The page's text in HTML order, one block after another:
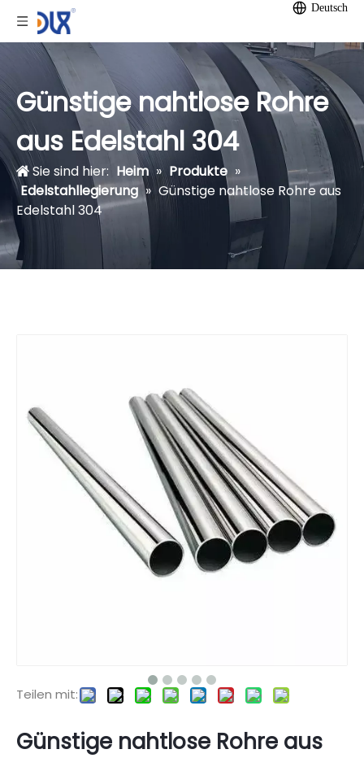
Deutsch
Günstige nahtlose Rohre
aus Edelstahl 304
Sie sind hier: Heim » Produkte »
Edelstahllegierung » Günstige nahtlose Rohre aus
Edelstahl 304
Teilen mit:
Günstige nahtlose Rohre aus